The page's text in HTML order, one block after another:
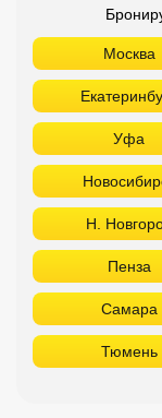
Москва
Уфа
Н.
Пенза
Самара
Тюмень